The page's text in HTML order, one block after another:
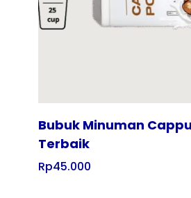
Bubuk Minuman
Terbaik
Rp45.000